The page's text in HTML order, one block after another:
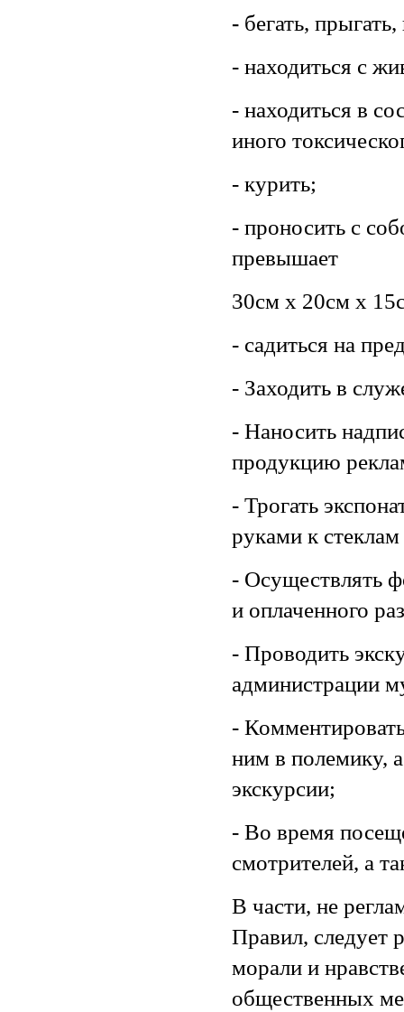
- бегать,
- находиться с
- находиться в
иного
- курить;
- проносить с
превышает
30см х 20см х
- садиться на
- Заходить в
- Наносить
продукцию
- Трогать
руками к
- Осуществлять
и оплаченного
- Проводить
администрации
-
ним в полемику,
экскурсии;
- Во время
смотрителей, а
В части, не
Правил, следует
морали и
общественных